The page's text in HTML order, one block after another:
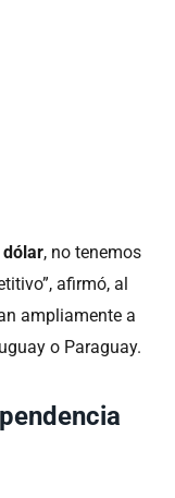
dólar, no tenemos
afirmó, al
ampliamente a
o Paraguay.